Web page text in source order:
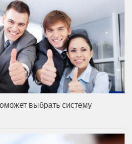
выбрать систему